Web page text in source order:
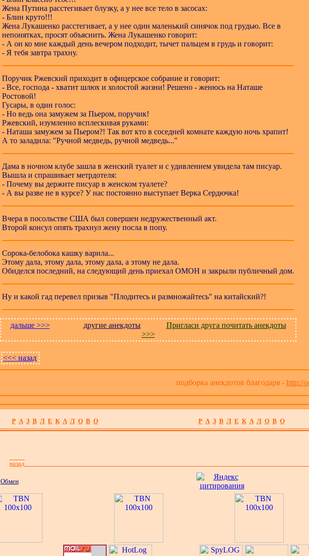
Жена Путина расстегивает блузку, а у нее все тело в засосах:
- Блин круто!!!
Жена Лукашенко расстегивает, а у нее один маленький синячок под грудью. Все в
непонятках, просят объяснить. Жена Лукашенко говорит:
- А он ко мне каждый день вечером подходит, тычет пальцем в грудь и говорит:
- Я тебя завтра трахну.
Поручик Ржевский приходит в офицерское собрание и говорит:
- Все, господа - хватит шлюх и холостой жизни! Решено - женюсь на Наташе
Ростовой!
Гусары, в один голос:
- Но ведь она замужем за Пьером, поручик!
Ржевский, изумленно всплескивая руками:
- Наташа замужем за Пьером?! Так вот кто в соседней комнате каждую ночь храпит!
А то заладила: "Ручной медведь, ручной медведь..."
Дама в ночном клубе зашла в женский туалет и с удивлением увидела там писуар.
Вышла и спрашивает метрдотеля:
- Почему вы держите писуар в женском туалете?
- А вы разве не в курсе? У нас постоянно выступает Верка Сердючка!
Вчера в посольстве США был совершен недружественный акт.
Второй консул опять трахнул жену посла в попу.
Сорока-белобока кашку варила...
Этому дала, этому дала, этому дала, а этому не дала.
Обиделся последний, на следующий день приехал ОМОН и закрыли публичный дом.
Ну и какой гад перевел призыв "Плодитесь и размножайтесь" на китайский?!
дальше >>> другие анекдоты
Пригласи друга почитать анекдоты
>>>
<<< назад
подборка анекдотов благодаря - http://
Р А З В Л Е К А Л О В О Р А З В Л Е К А Л О В О
назад
Обмен